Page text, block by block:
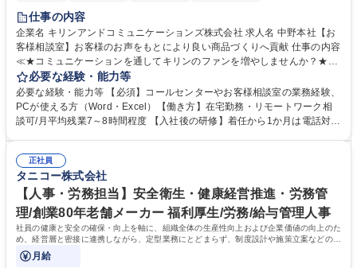
仕事の内容
企業名 キリンアンドコミュニケーションズ株式会社 求人名 中野本社【お
客様相談室】お客様のお声をもとにより良い商品づくりへ貢献 仕事の内容
≪★コミュニケーションを通してキリンのファンを増やしませんか？★≫
お客様のお声をより良い商品づくりに活かしていく上で、窓口となるお客
様相談室でのお仕事です。 日々お客様からいただくキリングループへのご
意見を、企業活動に活かしています。お客様からの声に迅速かつ誠意をも
って対応、情報提供するとともにグループ内活動に反映しています。 【具
平均100件前後■メール・手紙：同上40件前後 募集職種 中野本社【お客様
相談室】お客様のお声をもとにより良い商品づくりへ貢献
必要な経験・能力等
必要な経験・能力等 【必須】コールセンターやお客様相談室の業務経験、
PCが使える方（Word・Excel）【働き方】在宅勤務・リモートワーク相
談可/月平均残業7～8時間程度 【入社後の研修】着任から1か月は電話対応
すのでご安心ください。 【当社について】キリングループの広報機能を担
う会社として、お客様との出会いを大切にし、磨き上げたホスピタリティ
を込めてコミュニケーションをとりながら広報関連業務を行っておりま
す。 学歴・資格 学歴：大学院 大学 高専 短大 専修学校 高校 語学力： 資
格：
正社員
タニコー株式会社
【人事・労務担当】安全衛生・健康経営推進・労務管
理/創業80年老舗メーカー 福利厚生/労務/給与管理人事
社員の健康と安全の確保・向上を軸に、組織全体の生産性向上および企業価値の向上のた
め、経営層と密接に連携しながら、定型業務にとどまらず、制度設計や施策立案などの上
流工程から関与していただきます。
月給